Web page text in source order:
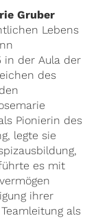
Gruber
Lebens
in der Aula der
des
Pionierin des
legte sie
es mit
ihrer
als